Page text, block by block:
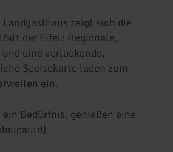
zeigt sich die
der Eifel: Regionale,
eine verlockende,
Speisekarte laden zum
ein.
Bedürfnis, genießen eine